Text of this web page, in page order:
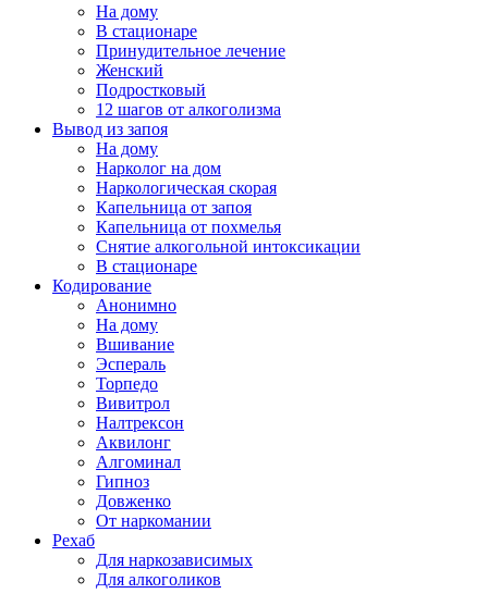
На дому
В стационаре
Принудительное лечение
Женский
Подростковый
12 шагов от алкоголизма
Вывод из запоя
На дому
Нарколог на дом
Наркологическая скорая
Капельница от запоя
Капельница от похмелья
Снятие алкогольной интоксикации
В стационаре
Кодирование
Анонимно
На дому
Вшивание
Эспераль
Торпедо
Вивитрол
Налтрексон
Аквилонг
Алгоминал
Гипноз
Довженко
От наркомании
Рехаб
Для наркозависимых
Для алкоголиков